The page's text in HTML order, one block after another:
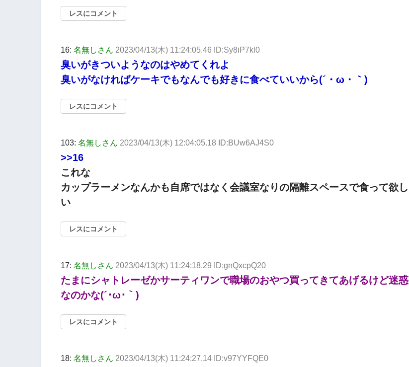
レスにコメント
16: 名無しさん 2023/04/13(木) 11:24:05.46 ID:Sy8iP7kl0
臭いがきついようなのはやめてくれよ
臭いがなければケーキでもなんでも好きに食べていいから(´・ω・｀)
レスにコメント
103: 名無しさん 2023/04/13(木) 12:04:05.18 ID:BUw6AJ4S0
>>16
これな
カップラーメンなんかも自席ではなく会議室なりの隔離スペースで食って欲し
い
レスにコメント
17: 名無しさん 2023/04/13(木) 11:24:18.29 ID:gnQxcpQ20
たまにシャトレーゼかサーティワンで職場のおやつ買ってきてあげるけど迷惑
なのかな(´･ω･｀)
レスにコメント
18: 名無しさん 2023/04/13(木) 11:24:27.14 ID:v97YYFQE0